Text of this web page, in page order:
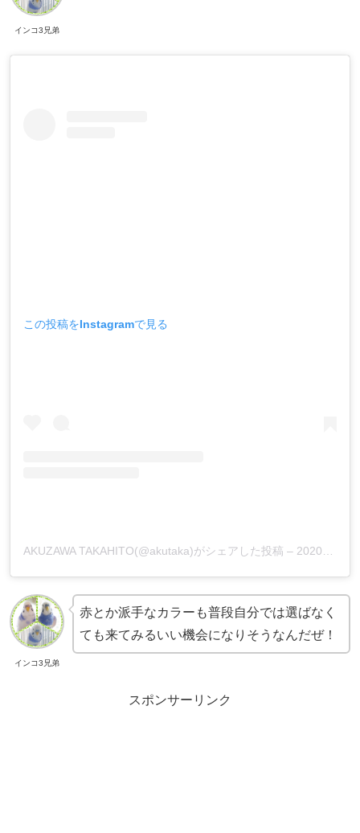
インコ3兄弟
この投稿をInstagramで見る
AKUZAWA TAKAHITO(@akutaka)がシェアした投稿 – 2020年 1月月3日午前8時02分PST
インコ3兄弟
赤とか派手なカラーも普段自分では選ばなく
ても来てみるいい機会になりそうなんだぜ！
スポンサーリンク